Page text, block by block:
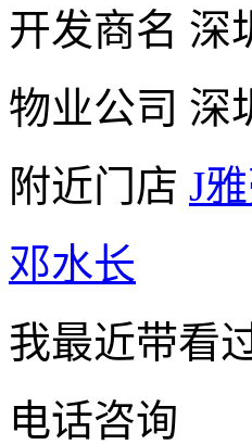
开发商名 深
物业公司 深
附近门店 J
邓水长
我最近带看
电话咨询